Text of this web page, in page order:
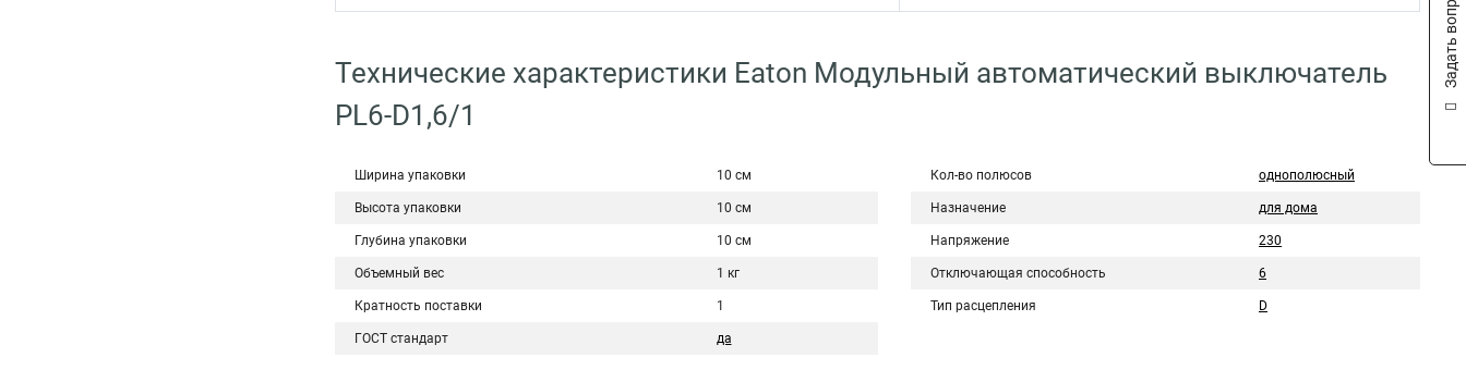
Технические характеристики Eaton Модульный автоматический выключатель
PL6-D1,6/1
Ширина упаковки 10 см
Высота упаковки 10 см
Глубина упаковки 10 см
Объемный вес 1 кг
Кратность поставки 1
ГОСТ стандарт да
Кол-во полюсов однополюсный
Назначение для дома
Напряжение 230
Отключающая способность 6
Тип расцепления D
Задать вопрос